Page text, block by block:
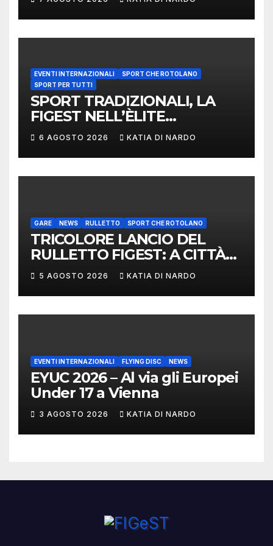
EVENTI INTERNAZIONALI
SPORT CHE ROTOLANO
SPORT PER TUTTI
SPORT TRADIZIONALI, LA
FIGEST NELL’ÈLITE
MONDIALE: LA
DELEGAZIONE ITALIANA
PROTAGONISTA AL
CONVEGNO TAFISA A
6 AGOSTO 2026 KATIA DI NARDO
GARE NEWS RULLETTO SPORT CHE ROTOLANO
TRICOLORE LANCIO DEL
RULLETTO FIGEST: A CITTÀ
DI CASTELLO VINCONO
MARCHIGIANI ED UMBRI
5 AGOSTO 2026 KATIA DI NARDO
EVENTI INTERNAZIONALI FLYING DISC NEWS
EYUC 2026 – Al via gli Europei
Under 17 a Vienna
3 AGOSTO 2026 KATIA DI NARDO